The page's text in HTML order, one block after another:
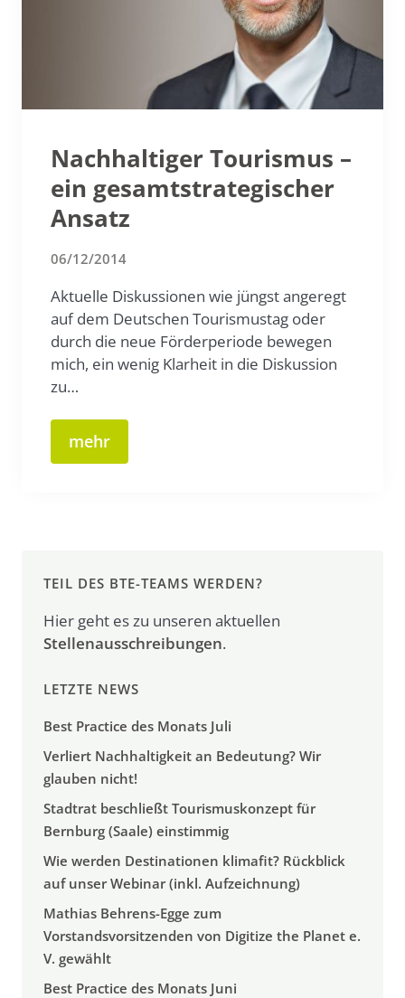
Nachhaltiger Tourismus –
ein gesamtstrategischer
Ansatz
06/12/2014
Aktuelle Diskussionen wie jüngst angeregt
auf dem Deutschen Tourismustag oder
durch die neue Förderperiode bewegen
mich, ein wenig Klarheit in die Diskussion
zu…
mehr
TEIL DES BTE-TEAMS WERDEN?
Hier geht es zu unseren aktuellen
Stellenausschreibungen.
LETZTE NEWS
Best Practice des Monats Juli
Verliert Nachhaltigkeit an Bedeutung? Wir
glauben nicht!
Stadtrat beschließt Tourismuskonzept für
Bernburg (Saale) einstimmig
Wie werden Destinationen klimafit? Rückblick
auf unser Webinar (inkl. Aufzeichnung)
Mathias Behrens-Egge zum
Vorstandsvorsitzenden von Digitize the Planet e.
V. gewählt
Best Practice des Monats Juni